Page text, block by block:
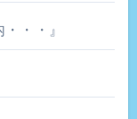
・・』